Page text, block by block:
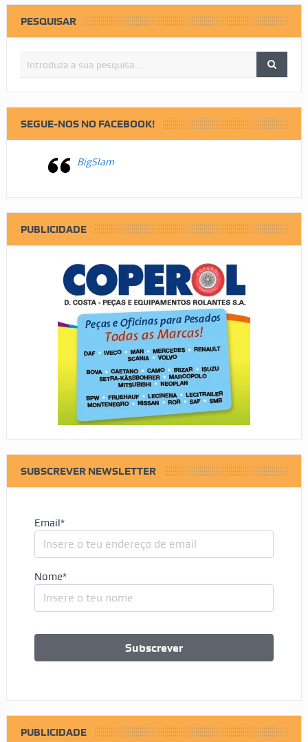
PESQUISAR
SEGUE-NOS NO FACEBOOK!
BigSlam
PUBLICIDADE
SUBSCREVER NEWSLETTER
Email*
Nome*
PUBLICIDADE